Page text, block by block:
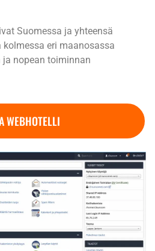
Suomessa ja yhteensä
eri maanosassa
nopean toiminnan
WEBHOTELLI